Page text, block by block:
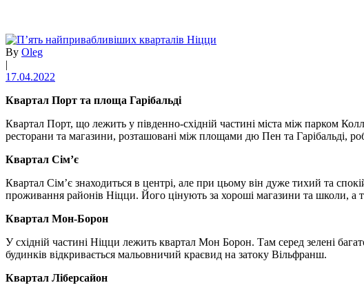
By Oleg
|
17.04.2022
Квартал Порт та площа Гарібальді
Квартал Порт, що лежить у південно-східній частині міста між парком
ресторани та магазини, розташовані між площами дю Пен та Гарібальді,
Квартал Сім’є
Квартал Сім’є знаходиться в центрі, але при цьому він дуже тихий та
проживання районів Ніцци. Його цінують за хороші магазини та школи, а
Квартал Мон-Борон
У східній частині Ніцци лежить квартал Мон Борон. Там серед зелені
будинків відкривається мальовничий краєвид на затоку Вільфранш.
Квартал Ліберсайон